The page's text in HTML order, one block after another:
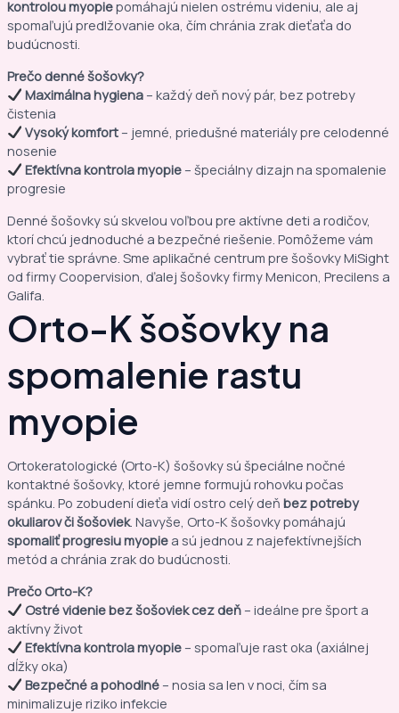
kontrolou myopiepomáhajú nielen ostrému videniu, ale aj
spomaľujú predlžovanie oka, čím chránia zrak dieťaťa do
budúcnosti.
Prečo denné šošovky?
Maximálna hygiena– každý deň nový pár, bez potreby
čistenia
Vysoký komfort– jemné, priedušné materiály pre celodenné
nosenie
Efektívna kontrola myopie– špeciálny dizajn na spomalenie
progresie
Denné šošovky sú skvelou voľbou pre aktívne deti a rodičov,
ktorí chcú jednoduché a bezpečné riešenie. Pomôžeme vám
vybrať tie správne. Sme aplikačné centrum pre šošovky MiSight
od firmy Coopervision, ďalej šošovky firmy Menicon, Precilens a
Galifa.
Orto-K šošovky na
spomalenie rastu
myopie
Ortokeratologické (Orto-K) šošovky sú špeciálne nočné
kontaktné šošovky, ktoré jemne formujú rohovku počas
spánku. Po zobudení dieťa vidí ostro celý deň bez potreby
okuliarov či šošoviek. Navyše, Orto-K šošovky pomáhajú
spomaliť progresiu myopie a sú jednou z najefektívnejších
metód a chránia zrak do budúcnosti.
Prečo Orto-K?
Ostré videnie bez šošoviek cez deň– ideálne pre šport a
aktívny život
Efektívna kontrola myopie– spomaľuje rast oka (axiálnej
dĺžky oka)
Bezpečné a pohodlné– nosia sa len v noci, čím sa
minimalizuje riziko infekcie